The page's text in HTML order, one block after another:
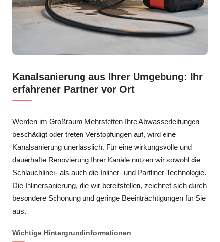
Kanalsanierung aus Ihrer Umgebung: Ihr
erfahrener Partner vor Ort
Werden im Großraum Mehrstetten Ihre Abwasserleitungen
beschädigt oder treten Verstopfungen auf, wird eine
Kanalsanierung unerlässlich. Für eine wirkungsvolle und
dauerhafte Renovierung Ihrer Kanäle nutzen wir sowohl die
Schlauchliner- als auch die Inliner- und Partliner-Technologie.
Die Inlinersanierung, die wir bereitstellen, zeichnet sich durch
besondere Schonung und geringe Beeinträchtigungen für Sie
aus.
Wichtige Hintergrundinformationen